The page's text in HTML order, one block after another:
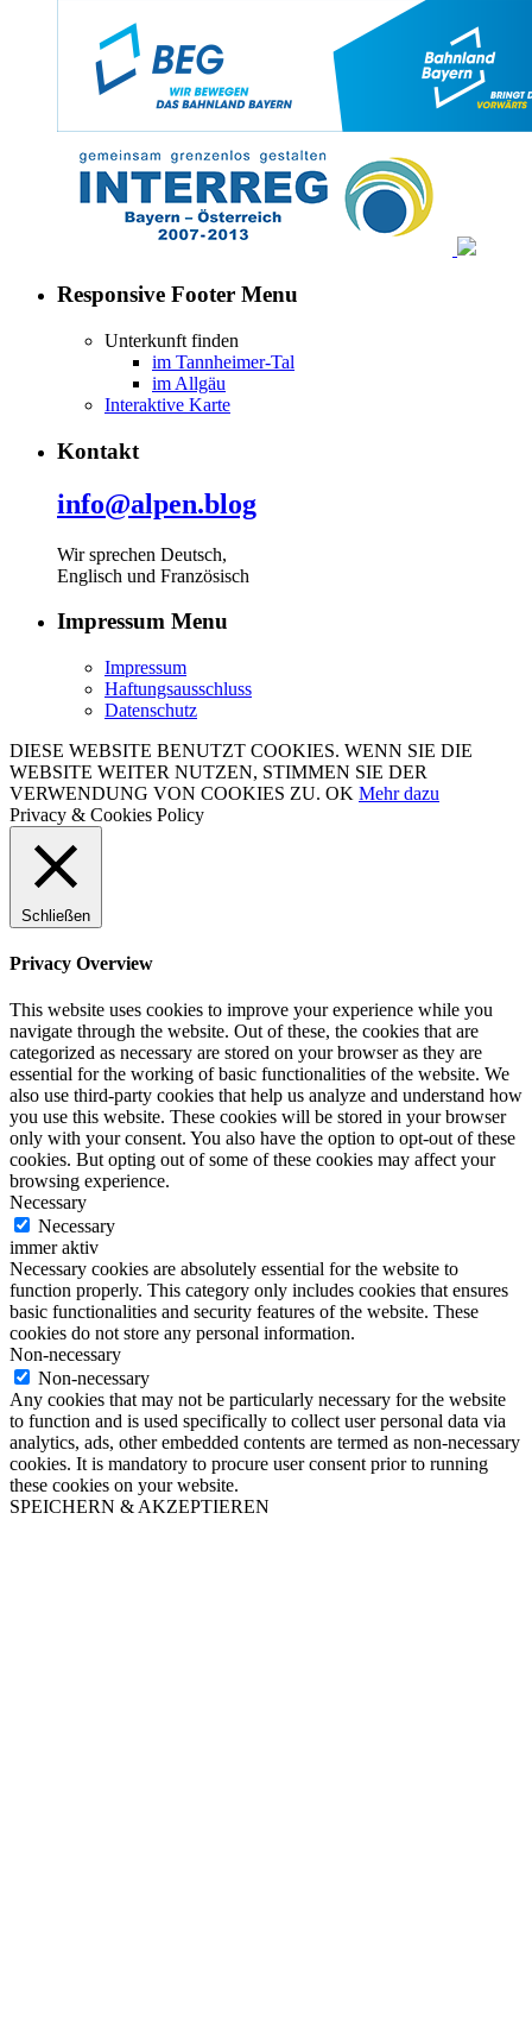
Responsive Footer Menu
Unterkunft finden
im Tannheimer-Tal
im Allgäu
Interaktive Karte
Kontakt
info@alpen.blog
Wir sprechen Deutsch,
Englisch und Französisch
Impressum Menu
Impressum
Haftungsausschluss
Datenschutz
DIESE WEBSITE BENUTZT COOKIES. WENN SIE DIE
WEBSITE WEITER NUTZEN, STIMMEN SIE DER
VERWENDUNG VON COOKIES ZU. OK Mehr dazu
Privacy & Cookies Policy
Schließen
Privacy Overview
This website uses cookies to improve your experience while you
navigate through the website. Out of these, the cookies that are
categorized as necessary are stored on your browser as they are
essential for the working of basic functionalities of the website. We
also use third-party cookies that help us analyze and understand how
you use this website. These cookies will be stored in your browser
only with your consent. You also have the option to opt-out of these
cookies. But opting out of some of these cookies may affect your
browsing experience.
Necessary
Necessary
immer aktiv
Necessary cookies are absolutely essential for the website to
function properly. This category only includes cookies that ensures
basic functionalities and security features of the website. These
cookies do not store any personal information.
Non-necessary
Non-necessary
Any cookies that may not be particularly necessary for the website
to function and is used specifically to collect user personal data via
analytics, ads, other embedded contents are termed as non-necessary
cookies. It is mandatory to procure user consent prior to running
these cookies on your website.
SPEICHERN & AKZEPTIEREN